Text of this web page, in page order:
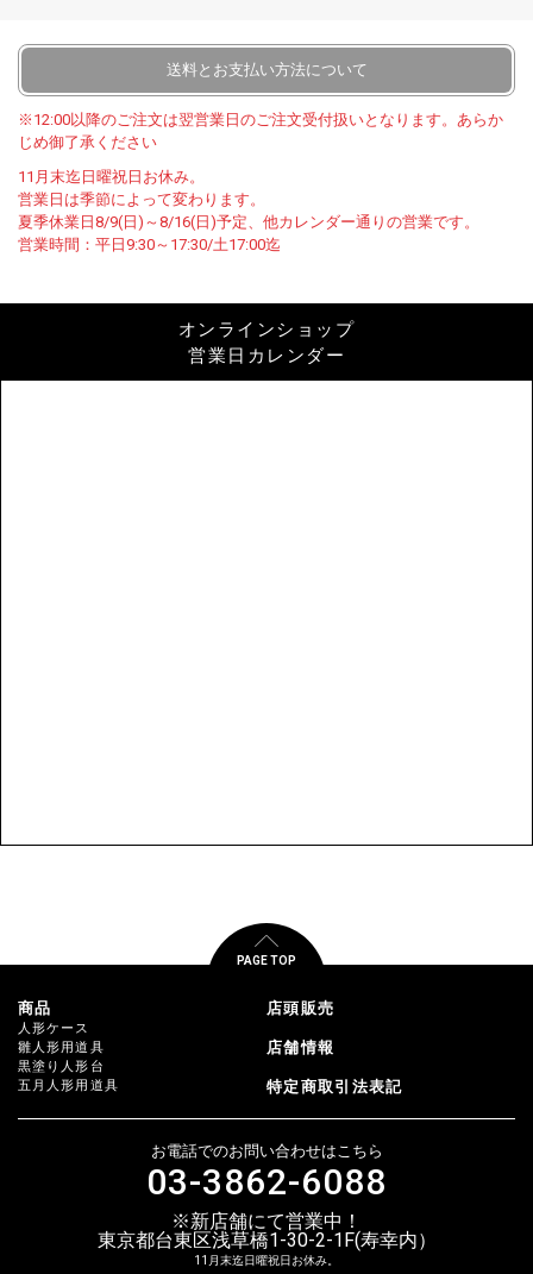
送料とお支払い方法について
※12:00以降のご注文は翌営業日のご注文受付扱いとなります。あらか
じめ御了承ください
11月末迄日曜祝日お休み。
営業日は季節によって変わります。
夏季休業日8/9(日)～8/16(日)予定、他カレンダー通りの営業です。
営業時間：平日9:30～17:30/土17:00迄
オンラインショップ
営業日カレンダー
PAGE TOP
商品
人形ケース
雛人形用道具
黒塗り人形台
五月人形用道具
店頭販売
店舗情報
特定商取引法表記
お電話でのお問い合わせはこちら
03-3862-6088
※新店舗にて営業中！
東京都台東区浅草橋1-30-2-1F(寿幸内）
11月末迄日曜祝日お休み。